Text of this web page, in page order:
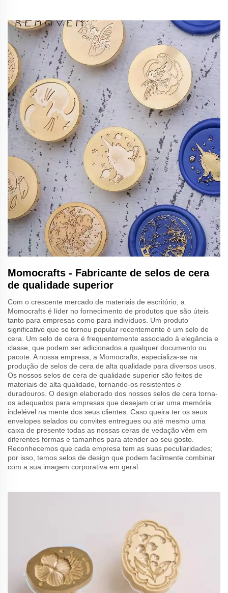
Momocrafts - Fabricante de selos de cera
de qualidade superior
Com o crescente mercado de materiais de escritório, a
Momocrafts é líder no fornecimento de produtos que são úteis
tanto para empresas como para indivíduos. Um produto
significativo que se tornou popular recentemente é um selo de
cera. Um selo de cera é frequentemente associado à elegância e
classe, que podem ser adicionados a qualquer documento ou
pacote. A nossa empresa, a Momocrafts, especializa-se na
produção de selos de cera de alta qualidade para diversos usos.
Os nossos selos de cera de qualidade superior são feitos de
materiais de alta qualidade, tornando-os resistentes e
duradouros. O design elaborado dos nossos selos de cera torna-
os adequados para empresas que desejam criar uma memória
indelével na mente dos seus clientes. Caso queira ter os seus
envelopes selados ou convites entregues ou até mesmo uma
caixa de presente todas as nossas ceras de vedação vêm em
diferentes formas e tamanhos para atender ao seu gosto.
Reconhecemos que cada empresa tem as suas peculiaridades;
por isso, temos selos de design que podem facilmente combinar
com a sua imagem corporativa em geral.